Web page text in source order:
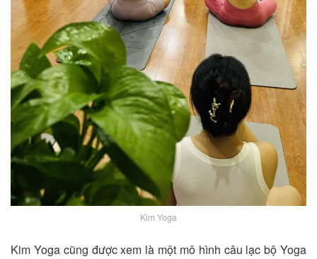
Kim Yoga
Kim Yoga cũng được xem là một mô hình câu lạc bộ Yoga